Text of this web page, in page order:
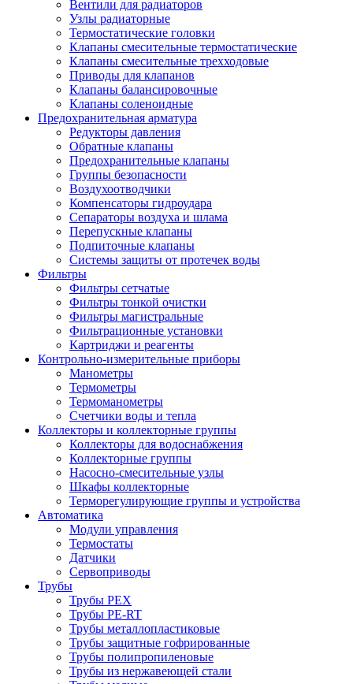
Вентили для радиаторов
Узлы радиаторные
Термостатические головки
Клапаны смесительные термостатические
Клапаны смесительные трехходовые
Приводы для клапанов
Клапаны балансировочные
Клапаны соленоидные
Предохранительная арматура
Редукторы давления
Обратные клапаны
Предохранительные клапаны
Группы безопасности
Воздухоотводчики
Компенсаторы гидроудара
Сепараторы воздуха и шлама
Перепускные клапаны
Подпиточные клапаны
Системы защиты от протечек воды
Фильтры
Фильтры сетчатые
Фильтры тонкой очистки
Фильтры магистральные
Фильтрационные установки
Картриджи и реагенты
Контрольно-измерительные приборы
Манометры
Термометры
Термоманометры
Счетчики воды и тепла
Коллекторы и коллекторные группы
Коллекторы для водоснабжения
Коллекторные группы
Насосно-смесительные узлы
Шкафы коллекторные
Терморегулирующие группы и устройства
Автоматика
Модули управления
Термостаты
Датчики
Сервоприводы
Трубы
Трубы PEX
Трубы PE-RT
Трубы металлопластиковые
Трубы защитные гофрированные
Трубы полипропиленовые
Трубы из нержавеющей стали